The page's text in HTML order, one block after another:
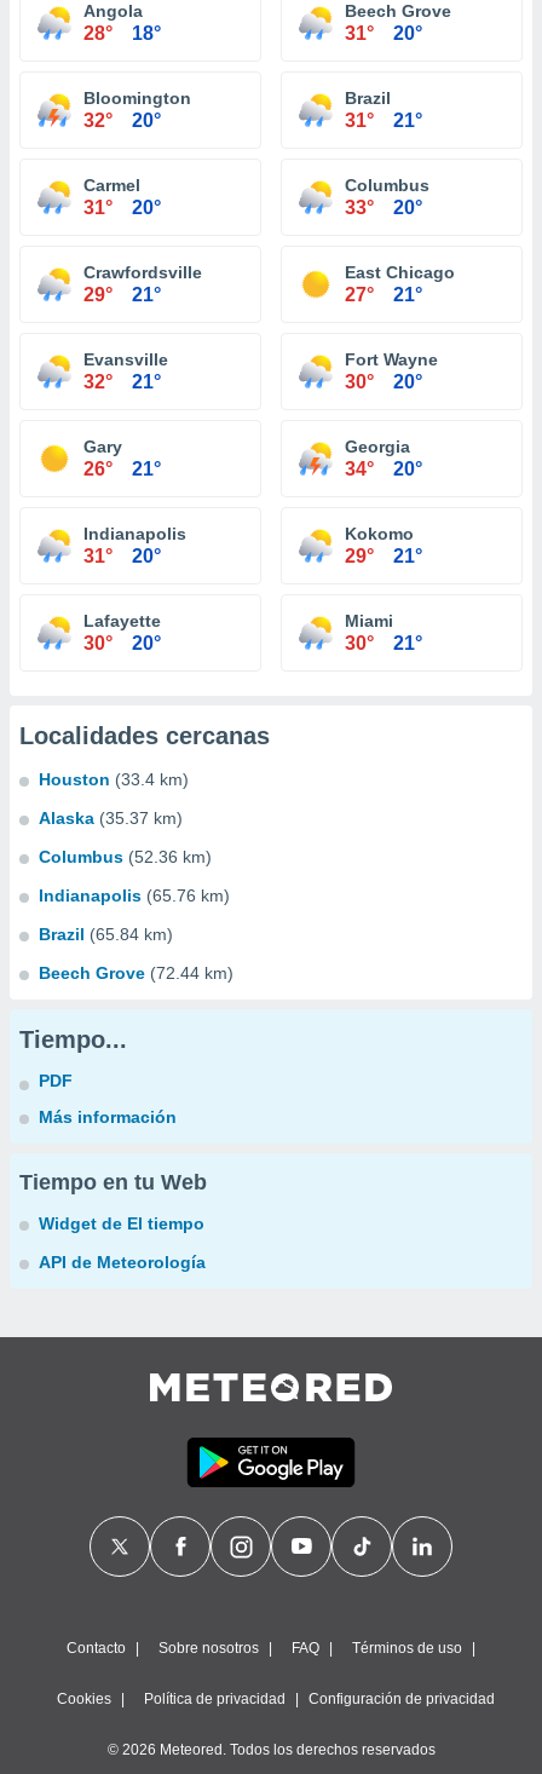
Angola
28° 18°
Beech Grove
31° 20°
Bloomington
32° 20°
Brazil
31° 21°
Carmel
31° 20°
Columbus
33° 20°
Crawfordsville
29° 21°
East Chicago
27° 21°
Evansville
32° 21°
Fort Wayne
30° 20°
Gary
26° 21°
Georgia
34° 20°
Indianapolis
31° 20°
Kokomo
29° 21°
Lafayette
30° 20°
Miami
30° 21°
Localidades cercanas
Houston (33.4 km)
Alaska (35.37 km)
Columbus (52.36 km)
Indianapolis (65.76 km)
Brazil (65.84 km)
Beech Grove (72.44 km)
Tiempo...
PDF
Más información
Tiempo en tu Web
Widget de El tiempo
API de Meteorología
Contacto Sobre nosotros FAQ Términos de uso
Cookies Política de privacidad Configuración de privacidad
© 2026 Meteored. Todos los derechos reservados